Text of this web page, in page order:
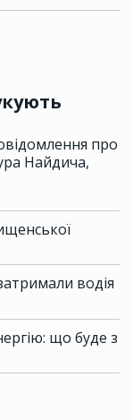
про
Найдича,
водія
що буде з